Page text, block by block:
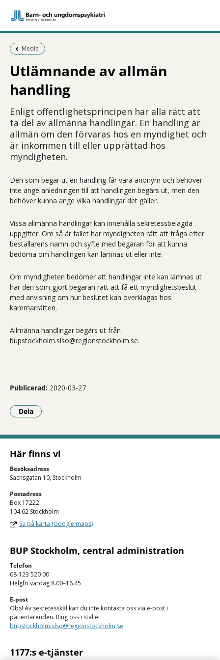
Föregående sida:
Media
Utlämnande av allmän
handling
Enligt offentlighetsprincipen har alla rätt att
ta del av allmänna handlingar. En handling är
allmän om den förvaras hos en myndighet och
är inkommen till eller upprättad hos
myndigheten.
Den som begär ut en handling får vara anonym och behöver
inte ange anledningen till att handlingen begärs ut, men den
behöver kunna ange vilka handlingar det gäller.
Vissa allmänna handlingar kan innehålla sekretessbelagda
uppgifter. Om så är fallet har myndigheten rätt att fråga efter
beställarens namn och syfte med begäran för att kunna
bedöma om handlingen kan lämnas ut eller inte.
Om myndigheten bedömer att handlingar inte kan lämnas ut
har den som gjort begäran rätt att få ett myndighetsbeslut
med anvisning om hur beslutet kan överklagas hos
kammarrätten.
Allmänna handlingar begärs ut från
bupstockholm.slso@regionstockholm.se.
Publicerad: 2020-03-27
Dela
- Klicka för att öppna delningsalternativ.
Här finns vi
Besöksadress
Sachsgatan 10, Stockholm
Postadress
Box 17222
104 62 Stockholm
Se på karta (Google maps)
BUP Stockholm, central administration
Telefon
08-123 520 00
Helgfri vardag 8.00–16.45
E-post
Obs! Av sekretesskäl kan du inte kontakta oss via e-post i
patientärenden. Ring oss i stället.
bupstockholm.slso@regionstockholm.se
1177:s e-tjänster